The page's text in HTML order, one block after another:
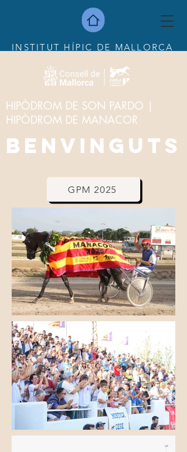
INSTITUT HÍPIC DE MALLORCA
HIPÒDROM DE SON PARDO |
HIPÒDROM DE MANACOR
BENVINGUTS
GPM 2025